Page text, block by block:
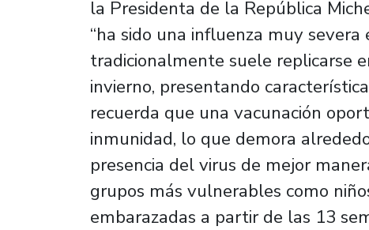
la Presidenta de la República
“ha sido una influenza muy
tradicionalmente suele replicarse
invierno, presentando
recuerda que una vacunación
inmunidad, lo que demora
presencia del virus de mejor
grupos más vulnerables como
embarazadas a partir de las 13